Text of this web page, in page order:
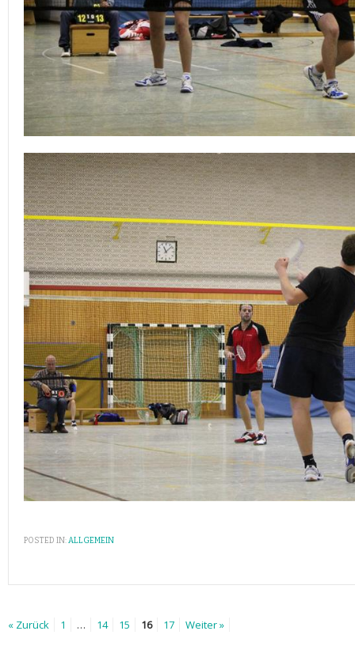
POSTED IN:ALLGEMEIN
« Zurück 1 … 14 15 16 17 Weiter »